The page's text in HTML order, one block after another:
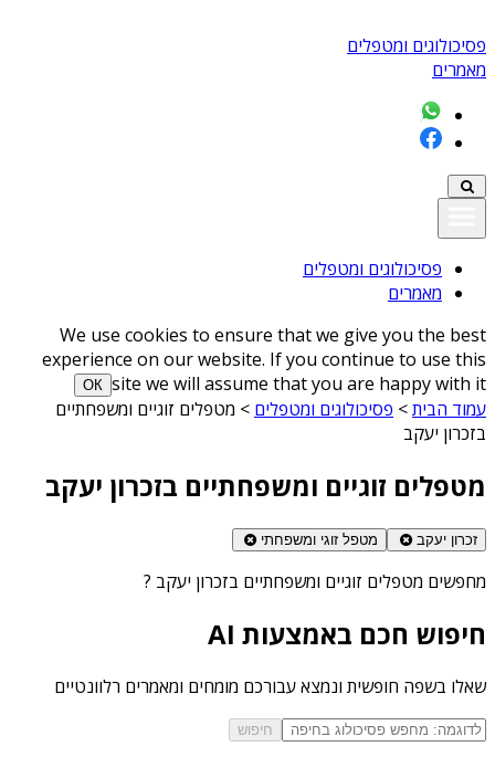
פסיכולוגים ומטפלים
מאמרים
פסיכולוגים ומטפלים
מאמרים
We use cookies to ensure that we give you the best
experience on our website. If you continue to use this
site we will assume that you are happy with it
ОК
עמוד הבית> פסיכולוגים ומטפלים > מטפלים זוגיים ומשפחתיים
בזכרון יעקב
מטפלים זוגיים ומשפחתיים בזכרון יעקב
זכרון יעקב מטפל זוגי ומשפחתי
מחפשים מטפלים זוגיים ומשפחתיים בזכרון יעקב ?
חיפוש חכם באמצעות AI
שאלו בשפה חופשית ונמצא עבורכם מומחים ומאמרים רלוונטיים
חיפוש